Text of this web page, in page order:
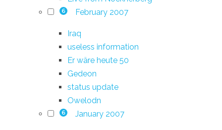
6 February 2007
Iraq
useless information
Er wäre heute 50
Gedeon
status update
Owelodn
6 January 2007